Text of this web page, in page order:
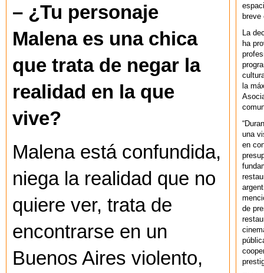
– ¿Tu personaje
Malena es una chica
que trata de negar la
realidad en la que
vive?
Malena está confundida,
niega la realidad que no
quiere ver, trata de
encontrarse en un
Buenos Aires violento,
breve
La
ha
la
una
en
de